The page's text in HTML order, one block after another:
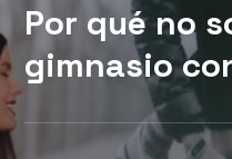
Por qué no
gimnasio